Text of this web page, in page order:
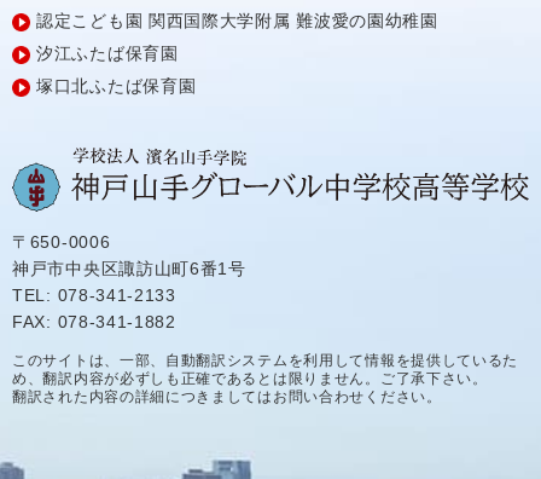
認定こども園 関西国際大学附属 難波愛の園幼稚園
汐江ふたば保育園
塚口北ふたば保育園
〒650-0006
神戸市中央区諏訪山町6番1号
TEL: 078-341-2133
FAX: 078-341-1882
このサイトは、一部、自動翻訳システムを利用して情報を提供しているた
め、翻訳内容が必ずしも正確であるとは限りません。ご了承下さい。
翻訳された内容の詳細につきましてはお問い合わせください。